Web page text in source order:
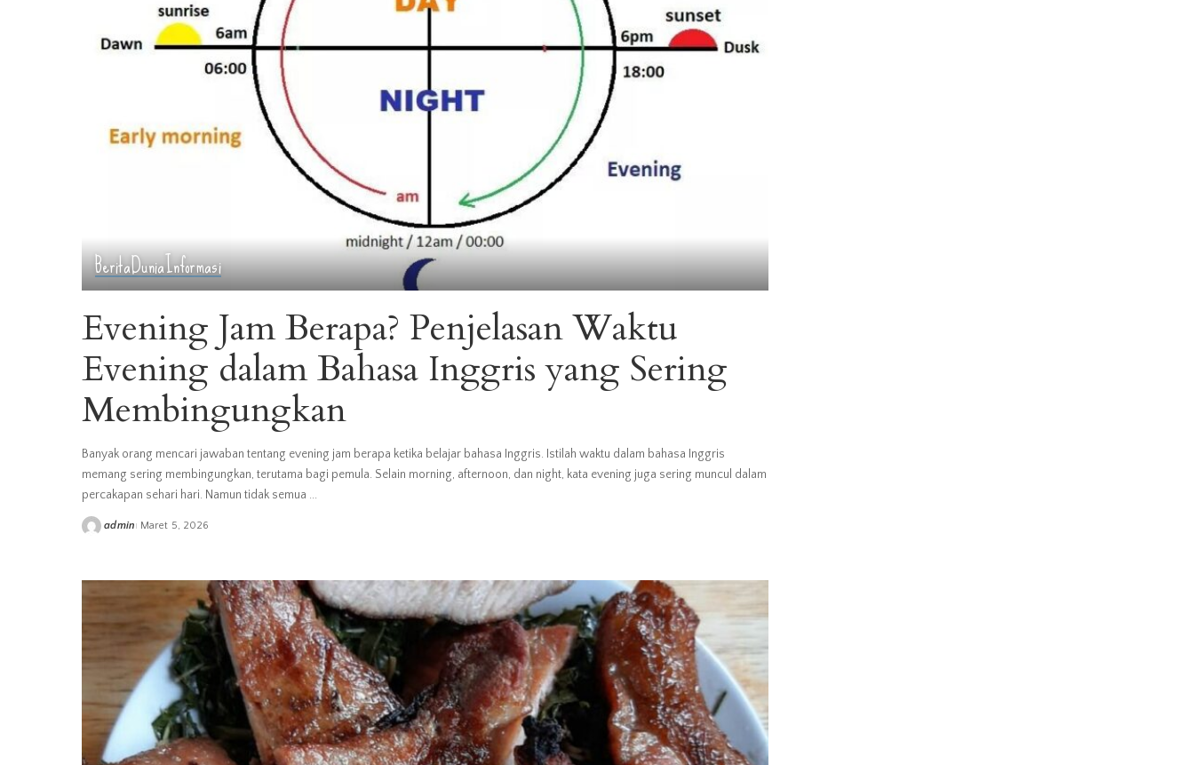
BeritaDuniaInformasi
Evening Jam Berapa? Penjelasan Waktu
Evening dalam Bahasa Inggris yang Sering
Membingungkan
Banyak orang mencari jawaban tentang evening jam berapa ketika belajar bahasa Inggris. Istilah waktu dalam bahasa Inggris
memang sering membingungkan, terutama bagi pemula. Selain morning, afternoon, dan night, kata evening juga sering muncul dalam
percakapan sehari hari. Namun tidak semua ...
Posted
admin Maret 5, 2026